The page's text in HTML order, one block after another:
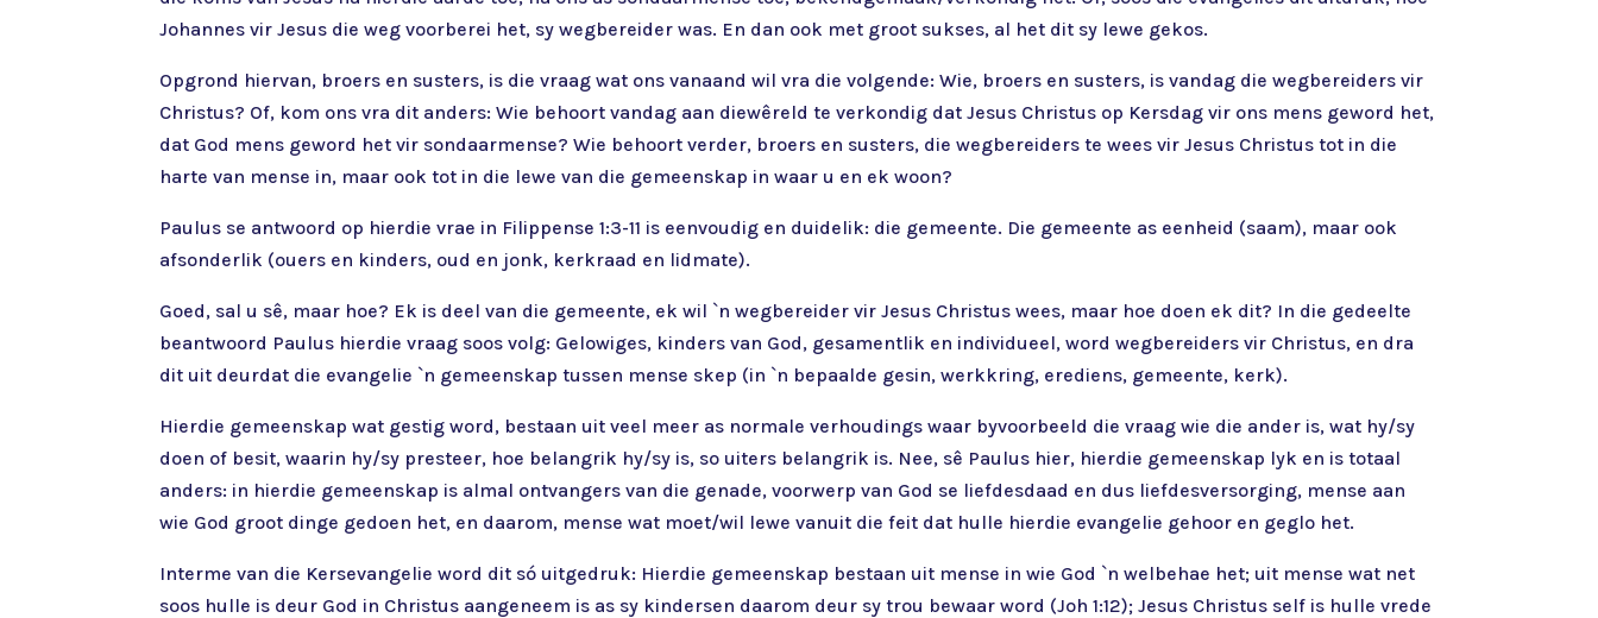
Johannes vir Jesus die weg voorberei het, sy wegbereider was. En dan ook met groot sukses, al het dit sy lewe gekos.
Opgrond hiervan, broers en susters, is die vraag wat ons vanaand wil vra die volgende: Wie, broers en susters, is vandag die wegbereiders vir
Christus? Of, kom ons vra dit anders: Wie behoort vandag aan diewêreld te verkondig dat Jesus Christus op Kersdag vir ons mens geword het,
dat God mens geword het vir sondaarmense? Wie behoort verder, broers en susters, die wegbereiders te wees vir Jesus Christus tot in die
harte van mense in, maar ook tot in die lewe van die gemeenskap in waar u en ek woon?
Paulus se antwoord op hierdie vrae in Filippense 1:3-11 is eenvoudig en duidelik: die gemeente. Die gemeente as eenheid (saam), maar ook
afsonderlik (ouers en kinders, oud en jonk, kerkraad en lidmate).
Goed, sal u sê, maar hoe? Ek is deel van die gemeente, ek wil `n wegbereider vir Jesus Christus wees, maar hoe doen ek dit? In die gedeelte
beantwoord Paulus hierdie vraag soos volg: Gelowiges, kinders van God, gesamentlik en individueel, word wegbereiders vir Christus, en dra
dit uit deurdat die evangelie `n gemeenskap tussen mense skep (in `n bepaalde gesin, werkkring, erediens, gemeente, kerk).
Hierdie gemeenskap wat gestig word, bestaan uit veel meer as normale verhoudings waar byvoorbeeld die vraag wie die ander is, wat hy/sy
doen of besit, waarin hy/sy presteer, hoe belangrik hy/sy is, so uiters belangrik is. Nee, sê Paulus hier, hierdie gemeenskap lyk en is totaal
anders: in hierdie gemeenskap is almal ontvangers van die genade, voorwerp van God se liefdesdaad en dus liefdesversorging, mense aan
wie God groot dinge gedoen het, en daarom, mense wat moet/wil lewe vanuit die feit dat hulle hierdie evangelie gehoor en geglo het.
Interme van die Kersevangelie word dit só uitgedruk: Hierdie gemeenskap bestaan uit mense in wie God `n welbehae het; uit mense wat net
soos hulle is deur God in Christus aangeneem is as sy kindersen daarom deur sy trou bewaar word (Joh 1:12); Jesus Christus self is hulle vrede